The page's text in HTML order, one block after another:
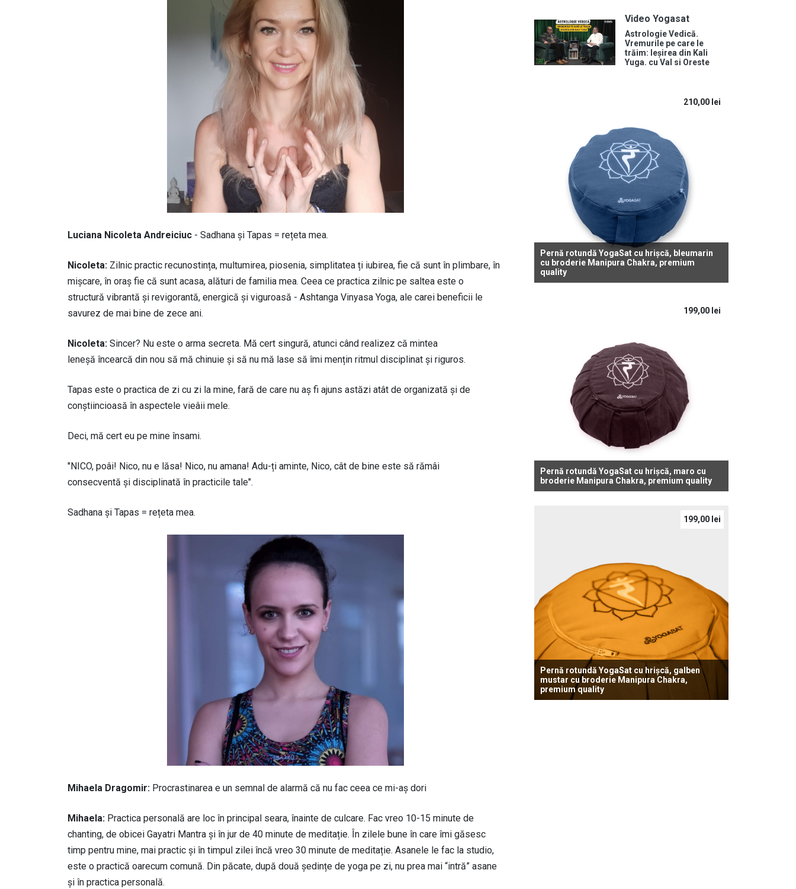
Luciana Nicoleta Andreiciuc - Sadhana și Tapas = rețeta mea.
Nicoleta: Zilnic practic recunostința, multumirea, piosenia, simplitatea ți iubirea, fie că sunt în plimbare, în
mișcare, în oraș fie că sunt acasa, alături de familia mea. Ceea ce practica zilnic pe saltea este o
structură vibrantă și revigorantă, energică și viguroasă - Ashtanga Vinyasa Yoga, ale carei beneficii le
savurez de mai bine de zece ani.
Nicoleta: Sincer? Nu este o arma secreta. Mă cert singură, atunci când realizez că mintea
leneșă încearcă din nou să mă chinuie și să nu mă lase să îmi mențin ritmul disciplinat și riguros.
Tapas este o practica de zi cu zi la mine, fară de care nu aș fi ajuns astăzi atât de organizată și de
conștiincioasă în aspectele vieâii mele.
Deci, mă cert eu pe mine însami.
"NICO, poâi! Nico, nu e lăsa! Nico, nu amana! Adu-ți aminte, Nico, cât de bine este să rămâi
consecventă și disciplinată în practicile tale".
Sadhana și Tapas = rețeta mea.
Mihaela Dragomir: Procrastinarea e un semnal de alarmă că nu fac ceea ce mi-aș dori
Mihaela: Practica personală are loc în principal seara, înainte de culcare. Fac vreo 10-15 minute de
chanting, de obicei Gayatri Mantra și în jur de 40 minute de meditație. În zilele bune în care îmi găsesc
timp pentru mine, mai practic și în timpul zilei încă vreo 30 minute de meditație. Asanele le fac la studio,
este o practică oarecum comună. Din păcate, după două ședințe de yoga pe zi, nu prea mai “intră” asane
și în practica personală.
Video Yogasat
Astrologie Vedică.
Vremurile pe care le
trăim: Ieșirea din Kali
Yuga. cu Val si Oreste
Pernă rotundă YogaSat cu hrișcă, bleumarin
cu broderie Manipura Chakra, premium
quality
210,00 lei
Pernă rotundă YogaSat cu hrișcă, maro cu
broderie Manipura Chakra, premium quality
199,00 lei
Pernă rotundă YogaSat cu hrișcă, galben
mustar cu broderie Manipura Chakra,
premium quality
199,00 lei